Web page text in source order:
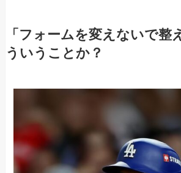
「フォームを変えないで整
ういうことか？